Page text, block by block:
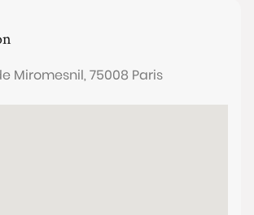
Miromesnil, 75008 Paris